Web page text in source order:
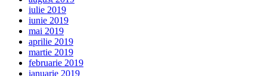
iulie 2019
iunie 2019
mai 2019
aprilie 2019
martie 2019
februarie 2019
ianuarie 2019